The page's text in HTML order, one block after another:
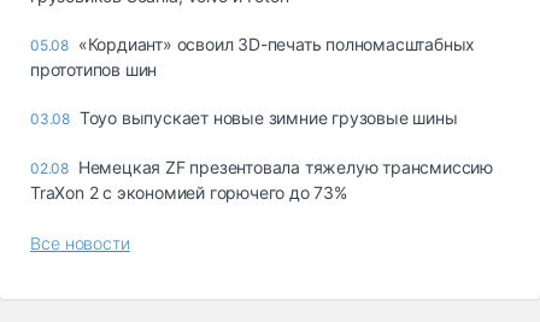
05.08 «Кордиант» освоил 3D-печать полномасштабных
прототипов шин
03.08 Toyo выпускает новые зимние грузовые шины
02.08 Немецкая ZF презентовала тяжелую трансмиссию
TraXon 2 с экономией горючего до 73%
Все новости